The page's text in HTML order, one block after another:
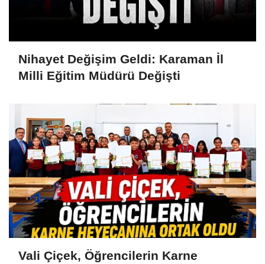
Nihayet Değişim Geldi: Karaman İl
Milli Eğitim Müdürü Değişti
Vali Çiçek, Öğrencilerin Karne